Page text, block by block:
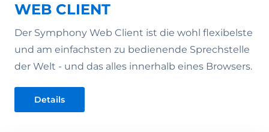
WEB CLIENT
Der Symphony Web Client ist die wohl flexibelste
und am einfachsten zu bedienende Sprechstelle
der Welt - und das alles innerhalb eines Browsers.
Details